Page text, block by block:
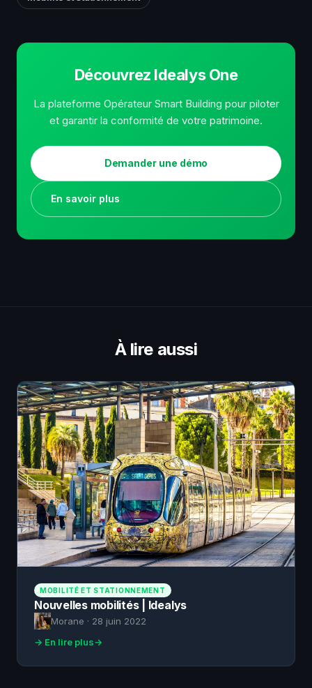
Découvrez Idealys One
La plateforme Opérateur Smart Building pour piloter
et garantir la conformité de votre patrimoine.
Demander une démo
En savoir plus
À lire aussi
MOBILITÉ ET STATIONNEMENT
Nouvelles mobilités | Idealys
Morane · 28 juin 2022
→ En lire plus